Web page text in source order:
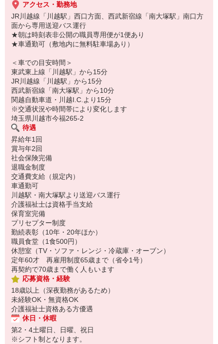
アクセス・勤務地
JR川越線「川越駅」西口方面、西武新宿線「南大塚駅」南口方
面から専用送迎バス運行
★朝は時刻表非公開の職員専用便が1便あり
★車通勤可（敷地内に無料駐車場あり）
＜車での目安時間＞
東武東上線「川越駅」から15分
JR川越線「川越駅」から15分
西武新宿線「南大塚駅」から10分
関越自動車道・川越I.C.より15分
※交通状況や時間帯により変化します
埼玉県川越市今福265-2
待遇
昇給年1回
賞与年2回
社会保険完備
退職金制度
交通費支給（規定内）
車通勤可
川越駅・南大塚駅より送迎バス運行
介護福祉士は資格手当支給
保育室完備
プリセプター制度
勤続表彰（10年・20年ほか）
職員食堂（1食500円）
休憩室（TV・ソファ・レンジ・冷蔵庫・オーブン）
定年60才 再雇用制度65歳まで（省令1号）
再契約で70歳まで働く人もいます
応募資格・経験
18歳以上（深夜勤務があるため）
未経験OK・無資格OK
介護福祉士資格ある方優遇
休日・休暇
第2・4土曜日、日曜、祝日
※シフト制となります。